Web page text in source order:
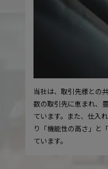
当社は、取引先様との
数の取引先に恵まれ、
ています。また、仕入
り「機能性の高さ」と
ています。